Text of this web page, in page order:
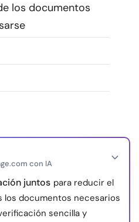
los derechos reservados.
los documentos
con IA
juntos para reducir el
documentos necesarios
sencilla y